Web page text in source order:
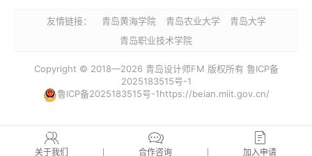
友情链接： 青岛黄海学院 青岛农业大学
青岛大学
青岛职业技术学院
Copyright © 2018—2026 青岛设计师FM 版权所有 鲁ICP备
2025183515号-1
鲁ICP备2025183515号-1https://beian.miit.gov.cn/
关于我们 合作咨询 加入申请